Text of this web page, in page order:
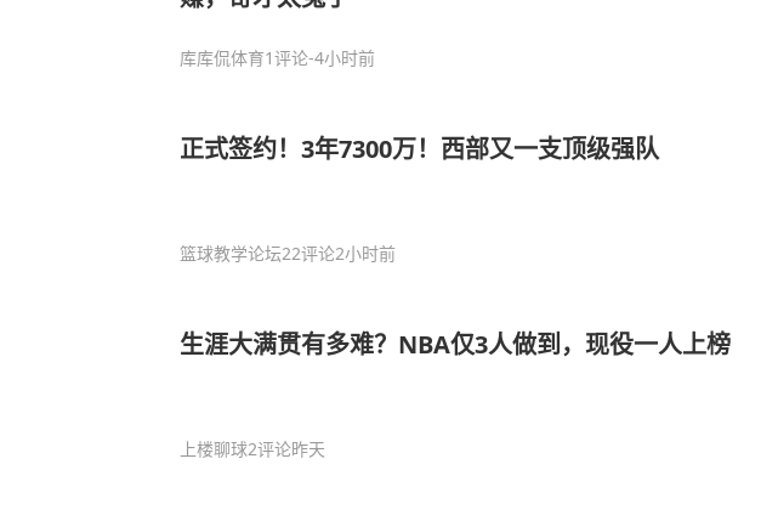
库库侃体育1评论-4小时前
正式签约！3年7300万！西部又一支顶级强队
篮球教学论坛22评论2小时前
生涯大满贯有多难？NBA仅3人做到，现役一人上榜
上楼聊球2评论昨天